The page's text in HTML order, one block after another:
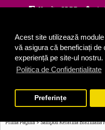
Acest site utilizează
vă asigura că beneficiați de
experiență pe site-ul nostru.
Politica de Confidentialitate
Preferințe
Unelte GDPR
CATEGORII
Prima Pagină>Sampon Keratina Braziliana